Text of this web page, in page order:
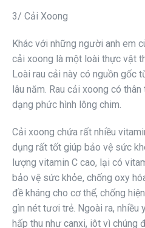
3/ Cải Xoong
Khác với những người anh em
cải xoong là một loài thực vật
Loài rau cải này có nguồn gốc
lâu năm. Rau cải xoong có
dạng phức hình lông chim.
Cải xoong chứa rất nhiều
dụng rất tốt giúp bảo vệ sức
lượng vitamin C cao, lại có
bảo vệ sức khỏe, chống oxy
đề kháng cho cơ thể, chống
gìn nét tươi trẻ. Ngoài ra, nhiều
hấp thu như canxi, iôt vì chúng